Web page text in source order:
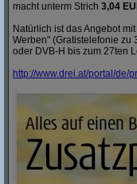
macht unterm Strich 3,04
Natürlich ist das Angebot
Werben" (Gratistelefonie zu
oder DVB-H bis zum 27ten
http://www.drei.at/portal/de/